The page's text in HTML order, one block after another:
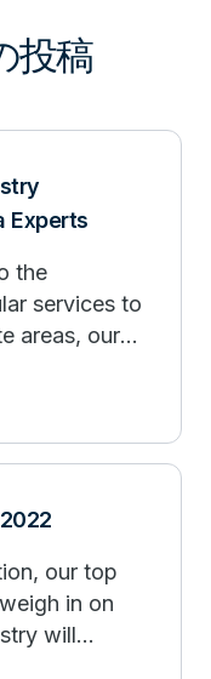
投稿
Experts
the
services to
areas, our
for 2023.
our top
in on
will